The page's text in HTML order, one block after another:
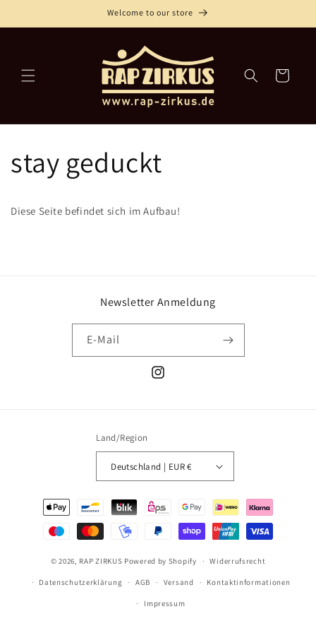
Inhalt
Welcome to our store
Warenkorb
stay geduckt
Diese Seite befindet sich im Aufbau!
Newsletter Anmeldung
E-Mail
Instagram
Land/Region
Deutschland | EUR €
Zahlungsmethoden
© 2026, RAP ZIRKUS Powered by Shopify Widerrufsrecht
Datenschutzerklärung AGB Versand Kontaktinformationen
Impressum